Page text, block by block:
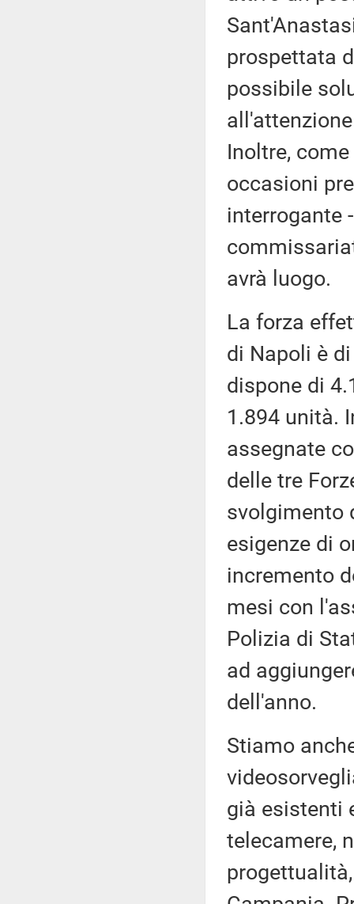
prospettata
possibile
Inoltre,
occasioni
interrogante
avrà luogo.
La forza
di Napoli è
dispone di
1.894 unità.
assegnate
delle tre
svolgimento
esigenze di
incremento
mesi con
Polizia di
ad
dell'anno.
Stiamo
già esistenti
telecamere,